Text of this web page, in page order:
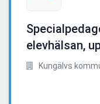
elevhälsan,
Kungälvs